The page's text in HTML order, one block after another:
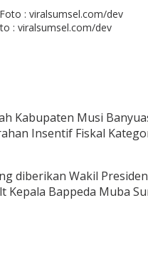
: viralsumsel.com/dev
Kabupaten Musi
Insentif Fiskal
Wakil
Bappeda Muba